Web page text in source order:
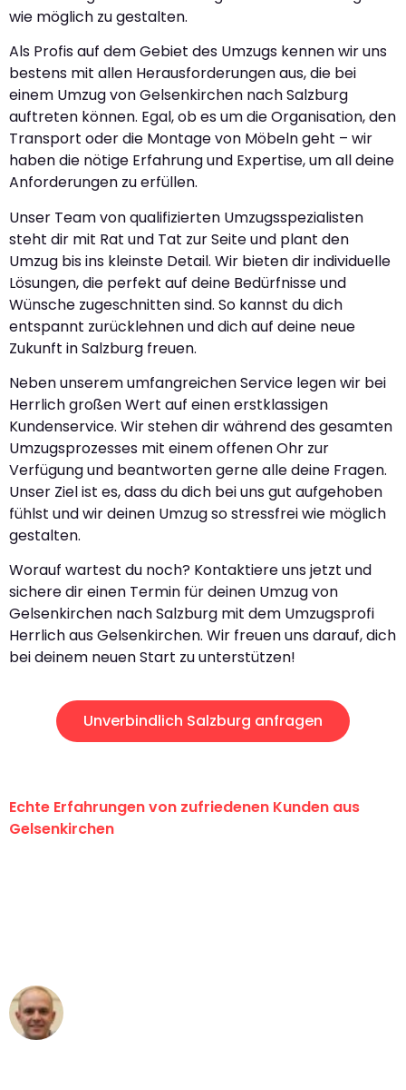
wie möglich zu gestalten.
Als Profis auf dem Gebiet des Umzugs kennen wir uns
bestens mit allen Herausforderungen aus, die bei
einem Umzug von Gelsenkirchen nach Salzburg
auftreten können. Egal, ob es um die Organisation, den
Transport oder die Montage von Möbeln geht – wir
haben die nötige Erfahrung und Expertise, um all deine
Anforderungen zu erfüllen.
Unser Team von qualifizierten Umzugsspezialisten
steht dir mit Rat und Tat zur Seite und plant den
Umzug bis ins kleinste Detail. Wir bieten dir individuelle
Lösungen, die perfekt auf deine Bedürfnisse und
Wünsche zugeschnitten sind. So kannst du dich
entspannt zurücklehnen und dich auf deine neue
Zukunft in Salzburg freuen.
Neben unserem umfangreichen Service legen wir bei
Herrlich großen Wert auf einen erstklassigen
Kundenservice. Wir stehen dir während des gesamten
Umzugsprozesses mit einem offenen Ohr zur
Verfügung und beantworten gerne alle deine Fragen.
Unser Ziel ist es, dass du dich bei uns gut aufgehoben
fühlst und wir deinen Umzug so stressfrei wie möglich
gestalten.
Worauf wartest du noch? Kontaktiere uns jetzt und
sichere dir einen Termin für deinen Umzug von
Gelsenkirchen nach Salzburg mit dem Umzugsprofi
Herrlich aus Gelsenkirchen. Wir freuen uns darauf, dich
bei deinem neuen Start zu unterstützen!
Unverbindlich Salzburg anfragen
Echte Erfahrungen von zufriedenen Kunden aus
Gelsenkirchen